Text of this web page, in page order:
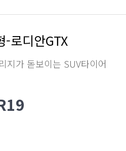
-로디안GTX
지가 돋보이는 SUV타이어